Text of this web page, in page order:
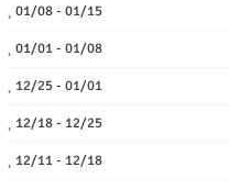
01/08 - 01/15
01/01 - 01/08
12/25 - 01/01
12/18 - 12/25
12/11 - 12/18